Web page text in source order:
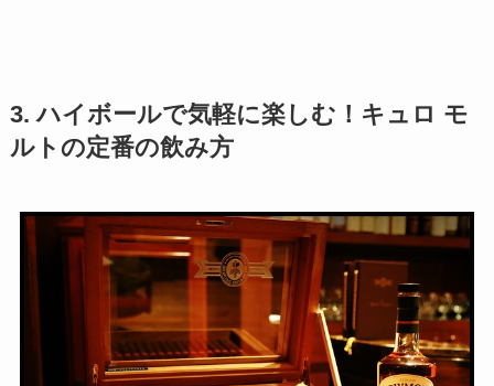
3. ハイボールで気軽に楽しむ！キュロ モ
ルトの定番の飲み方